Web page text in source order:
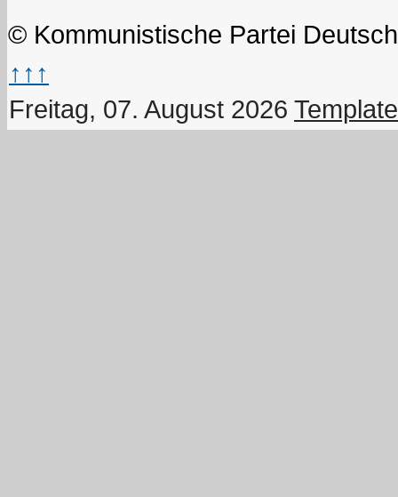
© Kommunistische Partei
↑↑↑
Freitag, 07. August 2026